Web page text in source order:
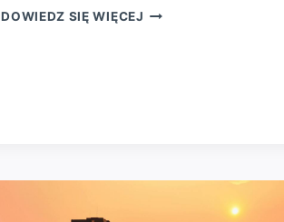
DOWIEDZ SIĘ WIĘCEJ KTO